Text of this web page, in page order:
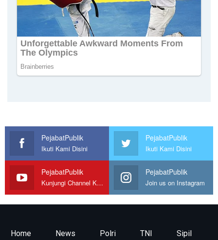
PejabatPublik
Ikuti Kami Disini
PejabatPublik
Ikuti Kami Disini
PejabatPublik
Kunjungi Channel Kami
PejabatPublik
Join us on Instagram
Home News Polri TNI Sipil